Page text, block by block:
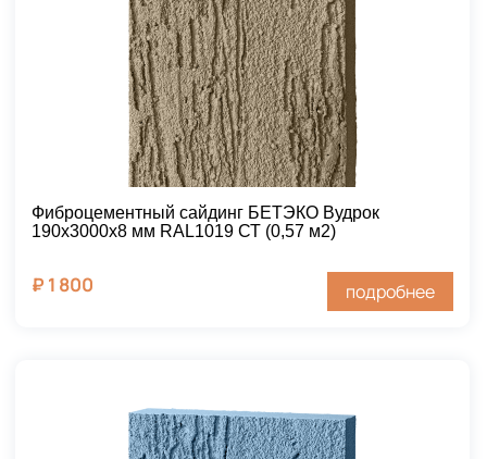
Фиброцементный сайдинг БЕТЭКО Вудрок
190х3000х8 мм RAL1019 СТ (0,57 м2)
₽ 1 800 подробнее